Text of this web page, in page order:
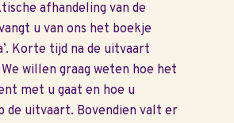
afhandeling van de
u van ons het boekje
Korte tijd na de uitvaart
willen graag weten hoe het
met u gaat en hoe u
de uitvaart. Bovendien valt er